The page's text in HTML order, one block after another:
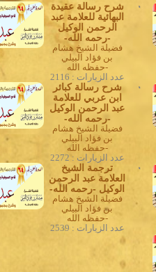
شرح رسالة عقيدة
البهائية للعلامة عبد
الرحمن الوكيل
-رحمه الله-
0
فضيلة الشيخ هشام
بن فؤاد البيلي
-حفظه الله
عدد الزيارات : 2116
شرح رسالة كبائر
ابن عربي للعلامة
عبد الرحمن الوكيل
-رحمه الله-
0
فضيلة الشيخ هشام
بن فؤاد البيلي
-حفظه الله
عدد الزيارات : 2272
ترجمة الشيخ
العلامة عبد الرحمن
الوكيل -رحمه الله-
0
فضيلة الشيخ هشام
بن فؤاد البيلي
-حفظه الله
عدد الزيارات : 2539